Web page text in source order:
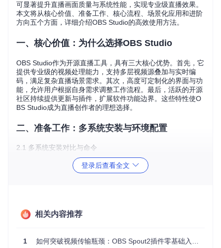
可显著提升直播画面质量与系统性能，实现专业级直播效果。
本文将从核心价值、准备工作、核心流程、场景化应用和进阶
方向五个方面，详细介绍OBS Studio的高效使用方法。
一、核心价值：为什么选择OBS Studio
OBS Studio作为开源直播工具，具有三大核心优势。首先，它
提供专业级的视频处理能力，支持多层视频源叠加与实时编
码，满足复杂直播场景需求。其次，高度可定制化的界面与功
能，允许用户根据自身需求调整工作流程。最后，活跃的开源
社区持续提供更新与插件，扩展软件功能边界。这些特性使O
BS Studio成为直播创作者的理想选择。
二、准备工作：多系统安装与环境配置
2.1 多系统安装对比与命令
不同操作系统的安装方式各有特点，以下是Windows、macO
S和Linux系统的安装对比及一键命令：
Win
官方安
访问官方网站下载
mac
Homeb
brew install -
自动处理依赖，
登录后查看全文
相关内容推荐
1 如何突破视频传输瓶颈：OBS Spout2插件零基础入门指南